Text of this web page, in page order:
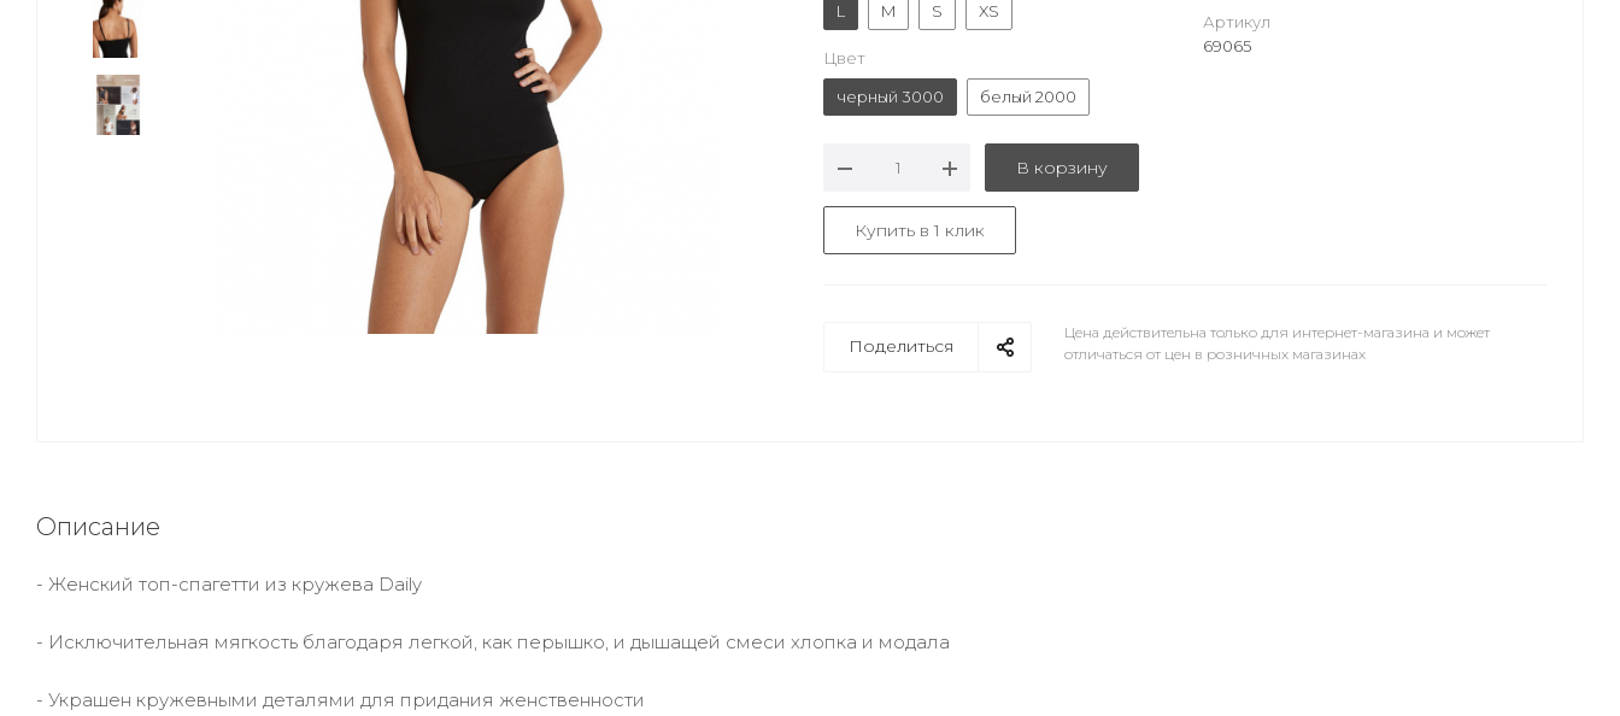
L
M S XS
Цвет
черный 3000
белый 2000
В корзину
Купить в 1 клик
Артикул
69065
Поделиться
Цена действительна только для интернет-магазина и может
отличаться от цен в розничных магазинах
Описание
- Женский топ-спагетти из кружева Daily
- Исключительная мягкость благодаря легкой, как перышко, и дышащей смеси хлопка и модала
- Украшен кружевными деталями для придания женственности